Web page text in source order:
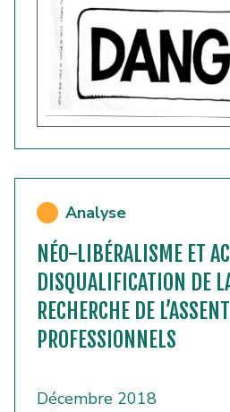
Analyse
NÉO-LIBÉRALISME ET
DISQUALIFICATION DE
RECHERCHE DE
PROFESSIONNELS
Décembre 2018